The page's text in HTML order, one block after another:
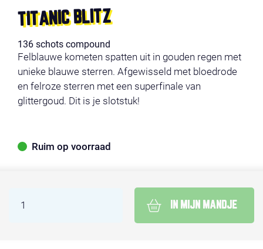
TITANIC BLITZ
136 schots compound
Felblauwe kometen spatten uit in gouden regen met
unieke blauwe sterren. Afgewisseld met bloedrode
en felroze sterren met een superfinale van
glittergoud. Dit is je slotstuk!
Ruim op voorraad
IN MIJN MANDJE